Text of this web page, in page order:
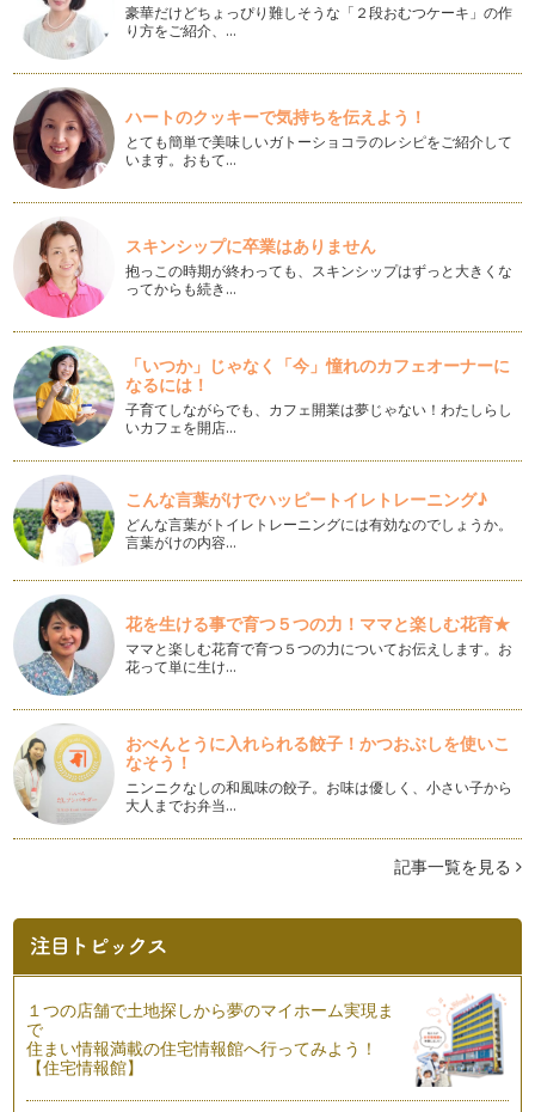
願いをかなえるハッピー・ノート～vol.18 「○○がないからで
きない？・前編」
あっというまにもう6月・・・！ 今年に入って、もう半分が経
過しようとしています。月…
願いをかなえるハッピー・ノート～vol.17 「長い目で物事を
みる・後編」
爽やかな5月のお天気に、なんだか心まで晴れ渡ってくるよ
う。 遠足や運動会、社会見学…
願いをかなえるハッピー・ノート～ｖｏｌ．16 「長い目で物
事をみる。」
晴れわたった空。気持ちよさそうに泳いでいる鯉のぼりがなん
とも季節を感じさせます。 …
願いをかなえるハッピー・ノート～vol.15 「どうなるんだろ
う？ではなく、どうしたいのか？で考える」
新年度がスタートし、うちの息子も小学校４年生になりまし
た。きっと４月はみなさんにとっても、…
願いをかなえるハッピー・ノート～vol.1４『言葉の習慣づ
け その２』
先日、桜の花が咲いているのをみて、あーとうとう春が来たな
ぁって、しみじみ... 桜…
願いをかなえるハッピー・ノート～vol.13『言葉の習慣づけ
その１』
願いをかなえるハッピー・ノートも、とうとう折り返し地点に
やってまいりました。今回は、毎日を…
願いをかなえるハッピー・ノート～vol.12
みなさん、こんにちは。１２回目のハッピー・ノートは、「心
の選択」についてお話したいと思いま…
願いをかなえるハッピー・ノート～vol.11
みなさん、こんにちは。願いをかなえるハッピー・ノートも
11回目となりました☆ さて…
願いを叶えるハッピー・ノート～ｖｏｌ.10『あなたが子ども
今年に入り、もう一ヶ月が過ぎましたが、本当に時間が経つの
はあっという間ですね。 子…
願いを叶えるハッピー・ノート～ｖｏｌ.9『ときめくキーワー
ド探し☆その２』
みなさん、明けましておめでとうございます。 2012年が始ま
り、年が変わる年末年始…
豪華だけどちょっぴり難しそうな「２段おむつケーキ」の作
り方をご紹介、…
ハートのクッキーで気持ちを伝えよう！
とても簡単で美味しいガトーショコラのレシピをご紹介して
います。おもて…
スキンシップに卒業はありません
抱っこの時期が終わっても、スキンシップはずっと大きくな
ってからも続き…
「いつか」じゃなく「今」憧れのカフェオーナーに
なるには！
子育てしながらでも、カフェ開業は夢じゃない！わたしらし
いカフェを開店…
こんな言葉がけでハッピートイレトレーニング♪
どんな言葉がトイレトレーニングには有効なのでしょうか。
言葉がけの内容…
花を生ける事で育つ５つの力！ママと楽しむ花育★
ママと楽しむ花育で育つ５つの力についてお伝えします。お
花って単に生け…
おべんとうに入れられる餃子！かつおぶしを使いこ
なそう！
ニンニクなしの和風味の餃子。お味は優しく、小さい子から
大人までお弁当…
記事一覧を見る
１つの店舗で土地探しから夢のマイホーム実現ま
で
住まい情報満載の住宅情報館へ行ってみよう！
【住宅情報館】